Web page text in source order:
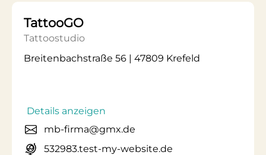
TattooGO
Tattoostudio
Breitenbachstraße 56 | 47809 Krefeld
Details anzeigen
mb-firma@gmx.de
532983.test-my-website.de